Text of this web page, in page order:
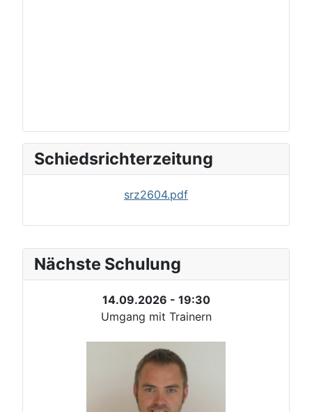
Nächste Schulung
14.09.2026 - 19:30
Umgang mit Trainern
Schiedsrichterzeitung
srz2604.pdf